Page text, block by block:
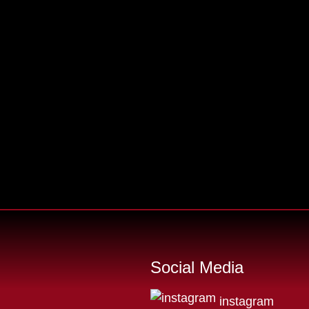
Social Media
instagram